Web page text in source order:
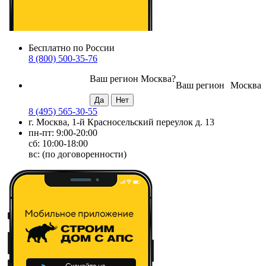
Бесплатно по России
8 (800) 500-35-76
Москва
Ваш регион
Ваш регион Москва?
8 (495) 565-30-55
г. Москва, 1-й Красносельский переулок д. 13
пн-пт: 9:00-20:00
сб: 10:00-18:00
вс: (по договоренности)